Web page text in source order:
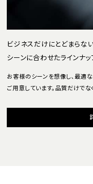
ビジネスだけにとどまらない
シーンに合わせたラインナッ
お客様のシーンを想像し、最適
ご用意しています。品質だけでな